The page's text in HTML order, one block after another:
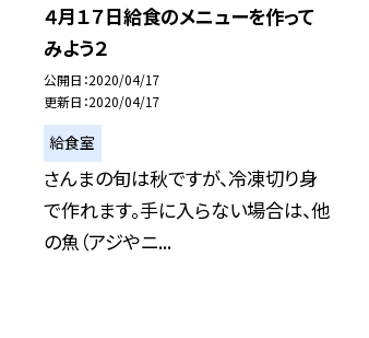
４月１７日給食のメニューを作って
みよう２
公開日 2020/04/17
更新日 2020/04/17
給食室
さんまの旬は秋ですが、冷凍切り身
で作れます。手に入らない場合は、他
の魚（アジやニ...